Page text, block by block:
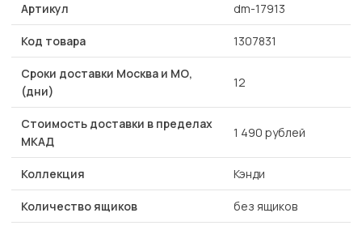
Артикул dm-17913
Код товара 1307831
Сроки доставки Москва и МО,
(дни)
12
Стоимость доставки в пределах
МКАД
1 490 рублей
Коллекция Кэнди
Количество ящиков без ящиков